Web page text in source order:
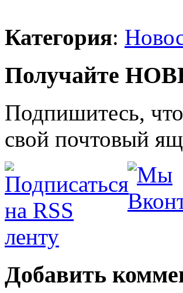
Категория:
Получайте
Подпишитесь,
свой почтовый
Добавить